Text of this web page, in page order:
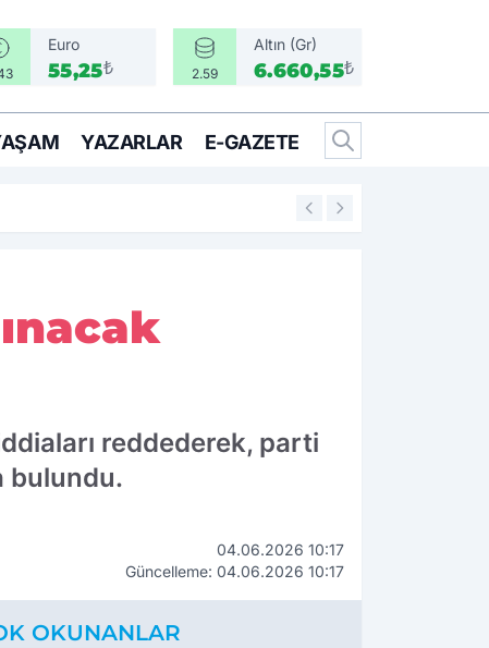
Euro
55,25₺ 2.59
Altın (Gr)
6.660,55₺
YAZARLAR E-GAZETE
14:25
reddederek, parti
bulundu.
04.06.2026 10:17
Güncelleme: 04.06.2026 10:17
OKUNANLAR